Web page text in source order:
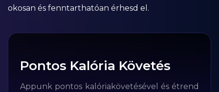
okosan és fenntarthatóan érhesd el.
Pontos Kalória Követés
Appunk pontos kalóriakövetésével és étrend